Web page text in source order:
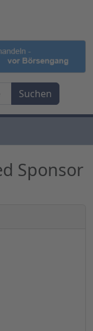
Sponsor